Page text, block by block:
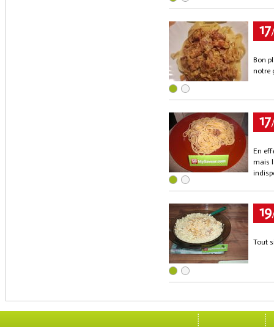
17
Bon
notre
17
En
mais
19
Tout